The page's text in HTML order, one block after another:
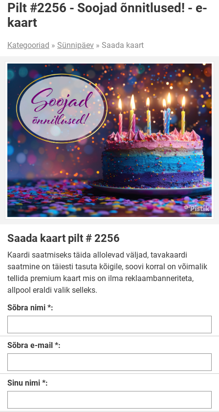
Pilt #2256 - Soojad õnnitlused! - e-
kaart
Kategooriad » Sünnipäev » Saada kaart
Saada kaart pilt # 2256
Kaardi saatmiseks täida allolevad väljad, tavakaardi
saatmine on täiesti tasuta kõigile, soovi korral on võimalik
tellida premium kaart mis on ilma reklaambanneriteta,
allpool eraldi valik selleks.
Sõbra nimi *:
Sõbra e-mail *:
Sinu nimi *: